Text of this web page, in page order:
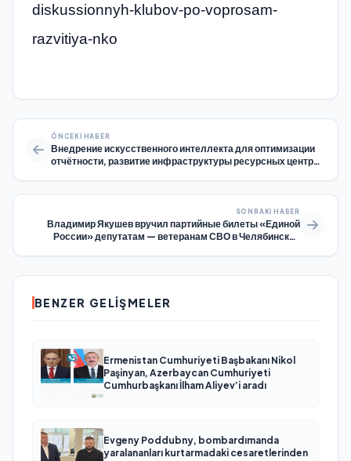
diskussionnyh-klubov-po-voprosam-
razvitiya-nko
ÖNCEKI HABER
Внедрение искусственного интеллекта для оптимизации
отчётности, развитие инфраструктуры ресурсных центров
SONRAKI HABER
Владимир Якушев вручил партийные билеты «Единой
России» депутатам — ветеранам СВО в Челябинской
BENZER GELIŞMELER
Ermenistan Cumhuriyeti Başbakanı Nikol
Paşinyan, Azerbaycan Cumhuriyeti
Cumhurbaşkanı İlham Aliyev’i aradı
Evgeny Poddubny, bombardımanda
yaralananları kurtarmadaki cesaretlerinden